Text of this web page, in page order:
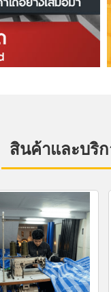
สินค้าและบริ